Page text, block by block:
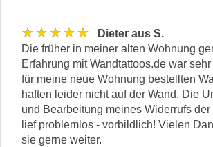
★★★★★
Dieter aus S.
Die früher in meiner alten Wohnung
Erfahrung mit Wandtattoos.de war
für meine neue Wohnung bestellten
haften leider nicht auf der Wand. Die
und Bearbeitung meines Widerrufs
lief problemlos - vorbildlich! Vielen
sie gerne weiter.